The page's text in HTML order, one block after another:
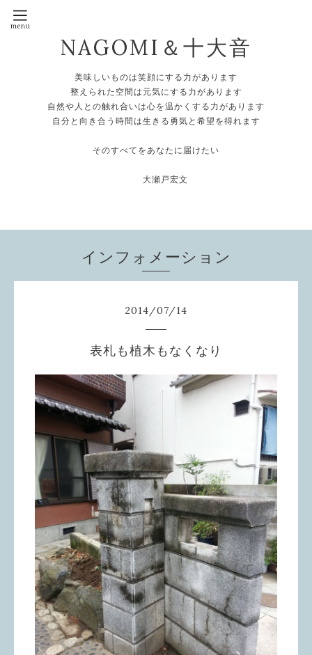
NAGOMI＆十大音
美味しいものは笑顔にする力があります
整えられた空間は元気にする力があります
自然や人との触れ合いは心を温かくする力があります
自分と向き合う時間は生きる勇気と希望を得れます
そのすべてをあなたに届けたい
大瀬戸宏文
インフォメーション
2014/07/14
表札も植木もなくなり